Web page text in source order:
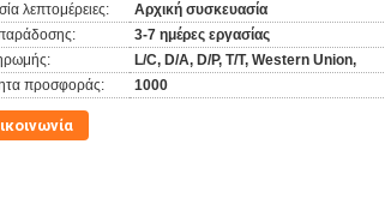
λεπτομέρειες:
Αρχική συσκευασία
3-7 ημέρες εργασίας
L/C, D/A, D/P, T/T, Western Union,
προσφοράς:
1000